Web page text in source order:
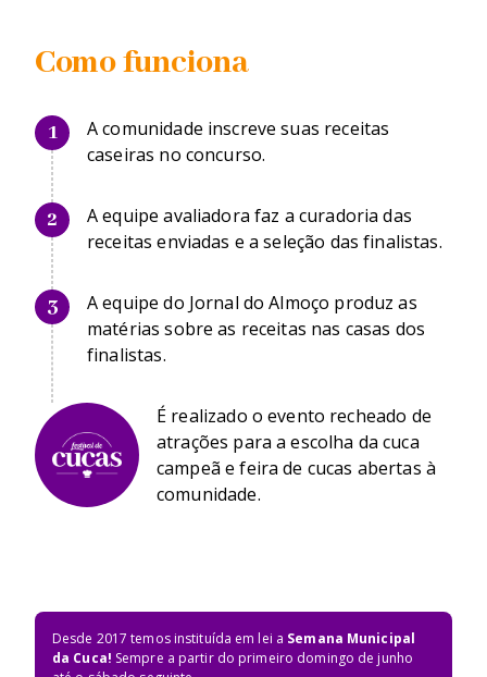
Como funciona
1
A comunidade inscreve suas receitas
caseiras no concurso.
2
A equipe avaliadora faz a curadoria das
receitas enviadas e a seleção das finalistas.
3
A equipe do Jornal do Almoço produz as
matérias sobre as receitas nas casas dos
finalistas.
É realizado o evento recheado de
atrações para a escolha da cuca
campeã e feira de cucas abertas à
comunidade.
Desde 2017 temos instituída em lei a Semana Municipal
da Cuca! Sempre a partir do primeiro domingo de junho